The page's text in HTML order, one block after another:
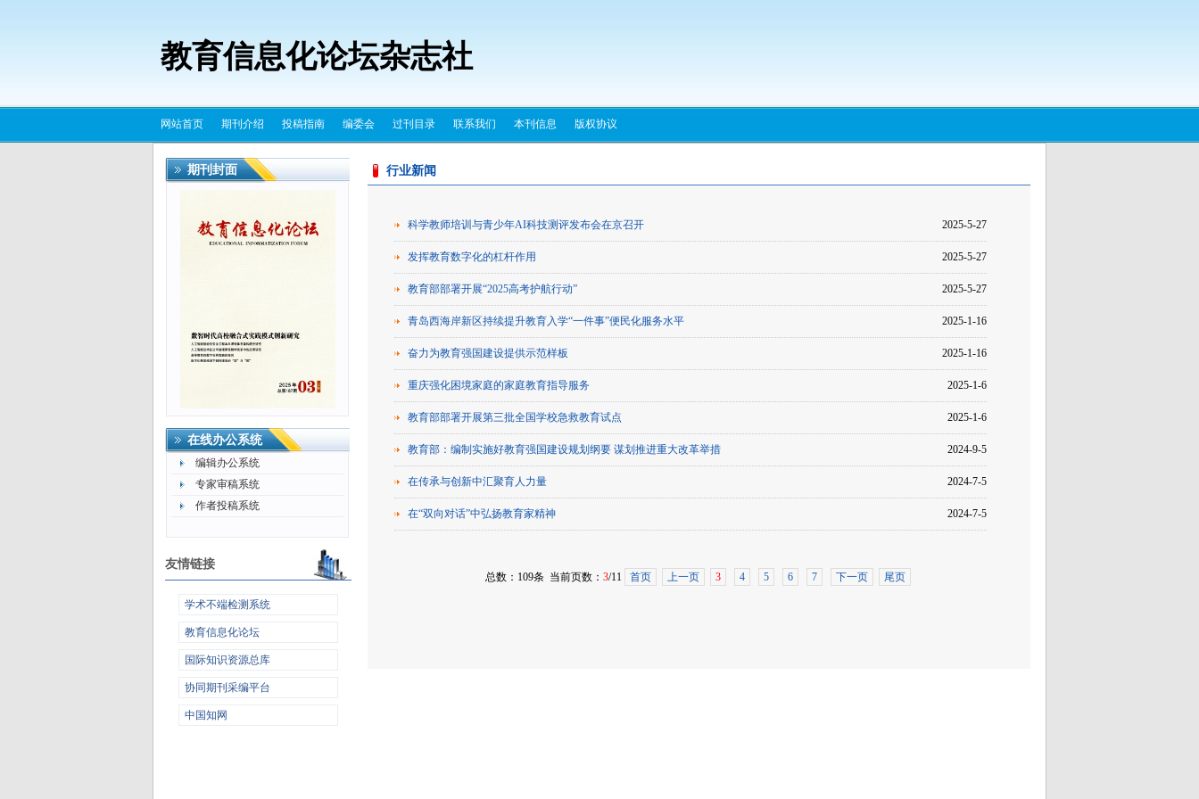
教育信息化论坛杂志社
网站首页 期刊介绍 投稿指南 编委会 过刊目录 联系我们 本刊信息 版权协议
期刊封面
在线办公系统
编辑办公系统
专家审稿系统
作者投稿系统
友情链接
学术不端检测系统
教育信息化论坛
国际知识资源总库
协同期刊采编平台
中国知网
行业新闻
2025-5-27
科学教师培训与青少年AI科技测评发布会在京召开
2025-5-27
发挥教育数字化的杠杆作用
2025-5-27
教育部部署开展“2025高考护航行动”
2025-1-16
青岛西海岸新区持续提升教育入学“一件事”便民化服务水平
2025-1-16
奋力为教育强国建设提供示范样板
2025-1-6
重庆强化困境家庭的家庭教育指导服务
2025-1-6
教育部部署开展第三批全国学校急救教育试点
2024-9-5
教育部：编制实施好教育强国建设规划纲要 谋划推进重大改革举措
2024-7-5
在传承与创新中汇聚育人力量
2024-7-5
在“双向对话”中弘扬教育家精神
总数：109条 当前页数： 3/11 首页 上一页 3 4 5 6 7 下一页 尾页